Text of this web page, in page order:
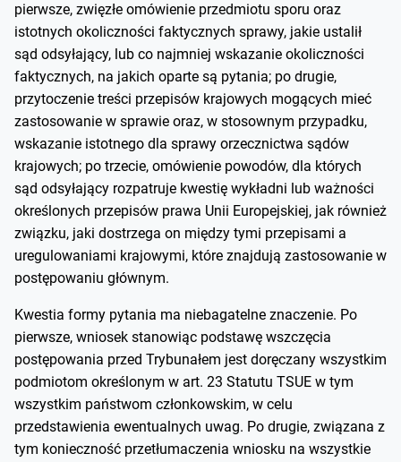
pierwsze, zwięzłe omówienie przedmiotu sporu oraz
istotnych okoliczności faktycznych sprawy, jakie ustalił
sąd odsyłający, lub co najmniej wskazanie okoliczności
faktycznych, na jakich oparte są pytania; po drugie,
przytoczenie treści przepisów krajowych mogących mieć
zastosowanie w sprawie oraz, w stosownym przypadku,
wskazanie istotnego dla sprawy orzecznictwa sądów
krajowych; po trzecie, omówienie powodów, dla których
sąd odsyłający rozpatruje kwestię wykładni lub ważności
określonych przepisów prawa Unii Europejskiej, jak również
związku, jaki dostrzega on między tymi przepisami a
uregulowaniami krajowymi, które znajdują zastosowanie w
postępowaniu głównym.
Kwestia formy pytania ma niebagatelne znaczenie. Po
pierwsze, wniosek stanowiąc podstawę wszczęcia
postępowania przed Trybunałem jest doręczany wszystkim
podmiotom określonym w art. 23 Statutu TSUE w tym
wszystkim państwom członkowskim, w celu
przedstawienia ewentualnych uwag. Po drugie, związana z
tym konieczność przetłumaczenia wniosku na wszystkie